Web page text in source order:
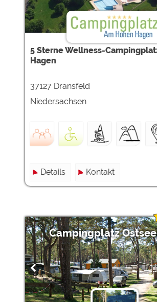
5 Sterne Wellness-
Hagen
37127 Dransfeld
Niedersachsen
Details Kontakt
Campingplatz